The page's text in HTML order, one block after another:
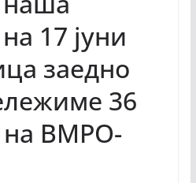
17 јуни
заедно
36
на ВМРО-